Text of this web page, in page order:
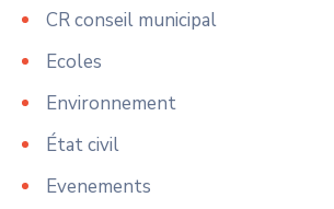
CR conseil municipal
Ecoles
Environnement
État civil
Evenements